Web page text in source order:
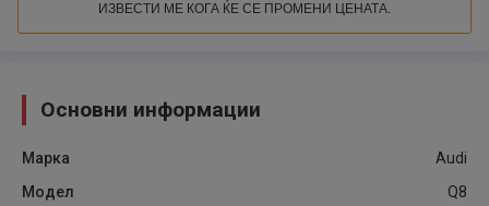
ИЗВЕСТИ МЕ КОГА ЌЕ СЕ ПРОМЕНИ ЦЕНАТА.
Основни информации
Марка
Audi
Модел
Q8